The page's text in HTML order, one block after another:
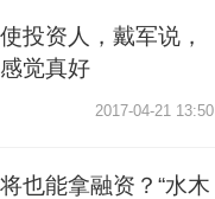
投资人，戴军说，
觉真好
2017-04-21 13:50
也能拿融资？“水木